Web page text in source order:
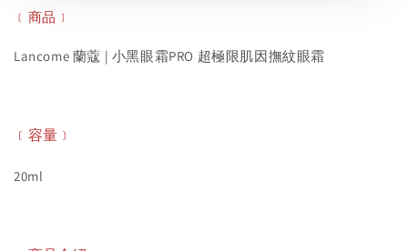
﹝商品﹞
Lancome 蘭蔻 | 小黑眼霜PRO 超極限肌因撫紋眼霜
﹝容量﹞
20ml